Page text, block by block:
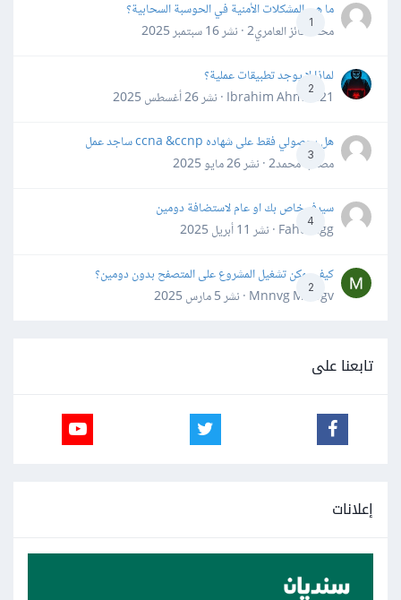
1
ما هي المشكلات الأمنية في الحوسبة السحابية؟
محمد فائز العامري2 · نشر
16 سبتمبر 2025
2
لماذا لا يوجد تطبيقات عملية؟
Ibrahim Ahmed21 · نشر
26 أغسطس 2025
3
هل بحصولي فقط على شهاده ccna &ccnp ساجد عمل
مصعب محمد2 · نشر
26 مايو 2025
4
سيرفر خاص بك او عام لاستضافة دومين
Fahd Ggg · نشر
11 أبريل 2025
2
كيف يمكن تشغيل المشروع على المتصفح بدون دومين؟
Mnnvg Mnbgv · نشر
5 مارس 2025
تابعنا على
إعلانات